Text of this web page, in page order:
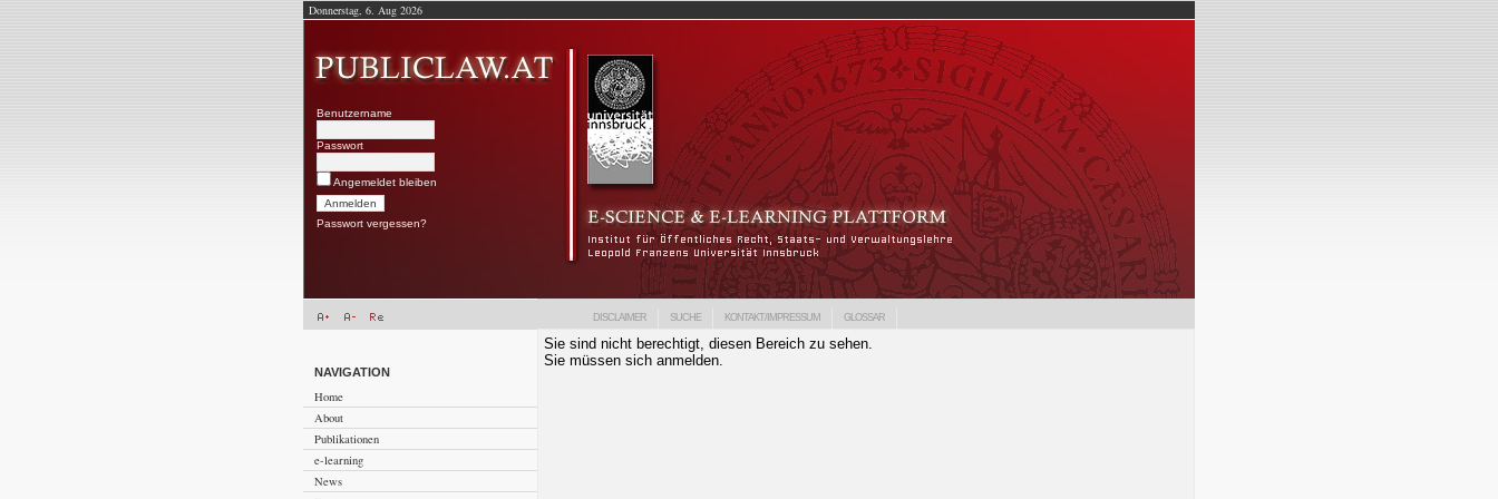
Donnerstag, 6. Aug 2026
Benutzername
Passwort
Angemeldet bleiben
Passwort vergessen?
DISCLAIMER SUCHE KONTAKT/IMPRESSUM GLOSSAR
NAVIGATION
Home
About
Publikationen
e-learning
News
Sie sind nicht berechtigt, diesen Bereich zu sehen.
Sie müssen sich anmelden.